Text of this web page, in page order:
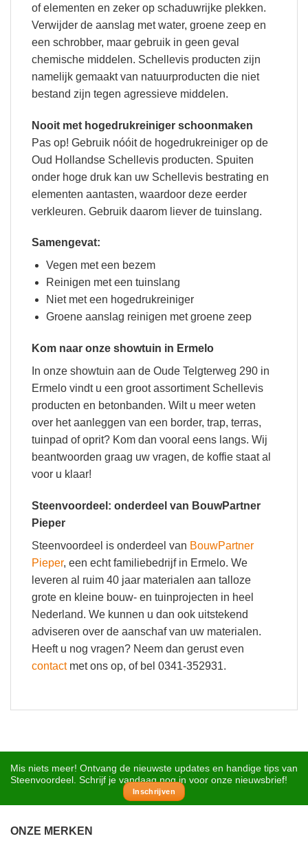
of elementen en zeker op schaduwrijke plekken.
Verwijder de aanslag met water, groene zeep en
een schrobber, maar gebruik in geen geval
chemische middelen. Schellevis producten zijn
namelijk gemaakt van natuurproducten die niet
bestand zijn tegen agressieve middelen.
Nooit met hogedrukreiniger schoonmaken
Pas op! Gebruik nóóit de hogedrukreiniger op de
Oud Hollandse Schellevis producten. Spuiten
onder hoge druk kan uw Schellevis bestrating en
elementen aantasten, waardoor deze eerder
verkleuren. Gebruik daarom liever de tuinslang.
Samengevat:
Vegen met een bezem
Reinigen met een tuinslang
Niet met een hogedrukreiniger
Groene aanslag reinigen met groene zeep
Kom naar onze showtuin in Ermelo
In onze showtuin aan de Oude Telgterweg 290 in
Ermelo vindt u een groot assortiment Schellevis
producten en betonbanden. Wilt u meer weten
over het aanleggen van een border, trap, terras,
tuinpad of oprit? Kom dan vooral eens langs. Wij
beantwoorden graag uw vragen, de koffie staat al
voor u klaar!
Steenvoordeel: onderdeel van BouwPartner
Pieper
Steenvoordeel is onderdeel van BouwPartner
Pieper, een echt familiebedrijf in Ermelo. We
leveren al ruim 40 jaar materialen aan talloze
grote en kleine bouw- en tuinprojecten in heel
Nederland. We kunnen u dan ook uitstekend
adviseren over de aanschaf van uw materialen.
Heeft u nog vragen? Neem dan gerust even
contactmet ons op, of bel 0341-352931.
Mis niets meer! Ontvang de nieuwste updates en handige tips van
Steenvoordeel. Schrijf je vandaag nog in voor onze nieuwsbrief!
Inschrijven
ONZE MERKEN